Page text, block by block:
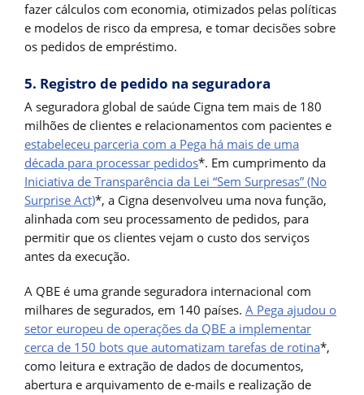
fazer cálculos com economia, otimizados pelas políticas
e modelos de risco da empresa, e tomar decisões sobre
os pedidos de empréstimo.
5. Registro de pedido na seguradora
A seguradora global de saúde Cigna tem mais de 180
milhões de clientes e relacionamentos com pacientes e
estabeleceu parceria com a Pega há mais de uma
década para processar pedidos*. Em cumprimento da
Iniciativa de Transparência da Lei “Sem Surpresas” (No
Surprise Act)*, a Cigna desenvolveu uma nova função,
alinhada com seu processamento de pedidos, para
permitir que os clientes vejam o custo dos serviços
antes da execução.
A QBE é uma grande seguradora internacional com
milhares de segurados, em 140 países. A Pega ajudou o
setor europeu de operações da QBE a implementar
cerca de 150 bots que automatizam tarefas de rotina*,
como leitura e extração de dados de documentos,
abertura e arquivamento de e-mails e realização de